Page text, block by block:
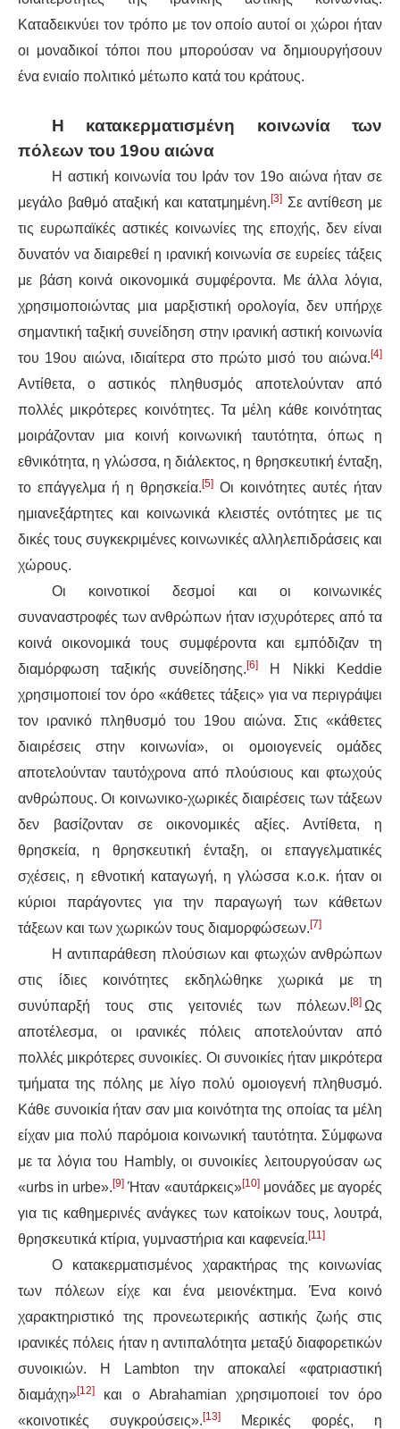
Καταδεικνύει τον τρόπο με τον οποίο αυτοί οι χώροι ήταν
οι μοναδικοί τόποι που μπορούσαν να δημιουργήσουν
ένα ενιαίο πολιτικό μέτωπο κατά του κράτους.
Η κατακερματισμένη κοινωνία των
πόλεων του 19ου αιώνα
Η αστική κοινωνία του Ιράν τον 19ο αιώνα ήταν σε
μεγάλο βαθμό αταξική και κατατμημένη.[3] Σε αντίθεση με
τις ευρωπαϊκές αστικές κοινωνίες της εποχής, δεν είναι
δυνατόν να διαιρεθεί η ιρανική κοινωνία σε ευρείες τάξεις
με βάση κοινά οικονομικά συμφέροντα. Με άλλα λόγια,
χρησιμοποιώντας μια μαρξιστική ορολογία, δεν υπήρχε
σημαντική ταξική συνείδηση στην ιρανική αστική κοινωνία
του 19ου αιώνα, ιδιαίτερα στο πρώτο μισό του αιώνα. [4]
Αντίθετα, ο αστικός πληθυσμός αποτελούνταν από
πολλές μικρότερες κοινότητες. Τα μέλη κάθε κοινότητας
μοιράζονταν μια κοινή κοινωνική ταυτότητα, όπως η
εθνικότητα, η γλώσσα, η διάλεκτος, η θρησκευτική ένταξη,
το επάγγελμα ή η θρησκεία. [5] Οι κοινότητες αυτές ήταν
ημιανεξάρτητες και κοινωνικά κλειστές οντότητες με τις
δικές τους συγκεκριμένες κοινωνικές αλληλεπιδράσεις και
χώρους.
Οι κοινοτικοί δεσμοί και οι κοινωνικές
συναναστροφές των ανθρώπων ήταν ισχυρότερες από τα
κοινά οικονομικά τους συμφέροντα και εμπόδιζαν τη
διαμόρφωση ταξικής συνείδησης. [6]Η Nikki Keddie
χρησιμοποιεί τον όρο «κάθετες τάξεις» για να περιγράψει
τον ιρανικό πληθυσμό του 19ου αιώνα. Στις «κάθετες
διαιρέσεις στην κοινωνία», οι ομοιογενείς ομάδες
αποτελούνταν ταυτόχρονα από πλούσιους και φτωχούς
ανθρώπους. Οι κοινωνικο-χωρικές διαιρέσεις των τάξεων
δεν βασίζονταν σε οικονομικές αξίες. Αντίθετα, η
θρησκεία, η θρησκευτική ένταξη, οι επαγγελματικές
σχέσεις, η εθνοτική καταγωγή, η γλώσσα κ.ο.κ. ήταν οι
κύριοι παράγοντες για την παραγωγή των κάθετων
τάξεων και των χωρικών τους διαμορφώσεων. [7]
Η αντιπαράθεση πλούσιων και φτωχών ανθρώπων
στις ίδιες κοινότητες εκδηλώθηκε χωρικά με τη
συνύπαρξή τους στις γειτονιές των πόλεων. [8] Ως
αποτέλεσμα, οι ιρανικές πόλεις αποτελούνταν από
πολλές μικρότερες συνοικίες. Οι συνοικίες ήταν μικρότερα
τμήματα της πόλης με λίγο πολύ ομοιογενή πληθυσμό.
Κάθε συνοικία ήταν σαν μια κοινότητα της οποίας τα μέλη
είχαν μια πολύ παρόμοια κοινωνική ταυτότητα. Σύμφωνα
με τα λόγια του Hambly, οι συνοικίες λειτουργούσαν ως
«urbs in urbe».[9] Ήταν «αυτάρκεις»[10]μονάδες με αγορές
για τις καθημερινές ανάγκες των κατοίκων τους, λουτρά,
θρησκευτικά κτίρια, γυμναστήρια και καφενεία. [11]
Ο κατακερματισμένος χαρακτήρας της κοινωνίας
των πόλεων είχε και ένα μειονέκτημα. Ένα κοινό
χαρακτηριστικό της προνεωτερικής αστικής ζωής στις
ιρανικές πόλεις ήταν η αντιπαλότητα μεταξύ διαφορετικών
συνοικιών. Η Lambton την αποκαλεί «φατριαστική
διαμάχη»[12]
και ο Abrahamian χρησιμοποιεί τον όρο
«κοινοτικές συγκρούσεις». [13]
Μερικές φορές, η